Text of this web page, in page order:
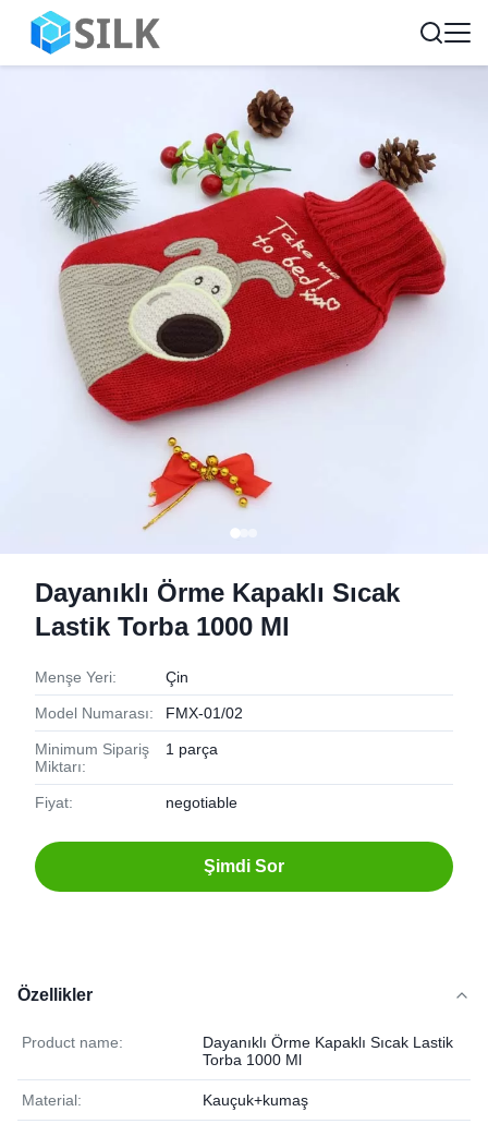
Dayanıklı Örme Kapaklı Sıcak
Lastik Torba 1000 Ml
Menşe Yeri: Çin
Model Numarası: FMX-01/02
Minimum Sipariş
Miktarı:
1 parça
Fiyat: negotiable
Şimdi Sor
Özellikler
Product name:
Dayanıklı Örme Kapaklı Sıcak Lastik
Torba 1000 Ml
Material: Kauçuk+kumaş